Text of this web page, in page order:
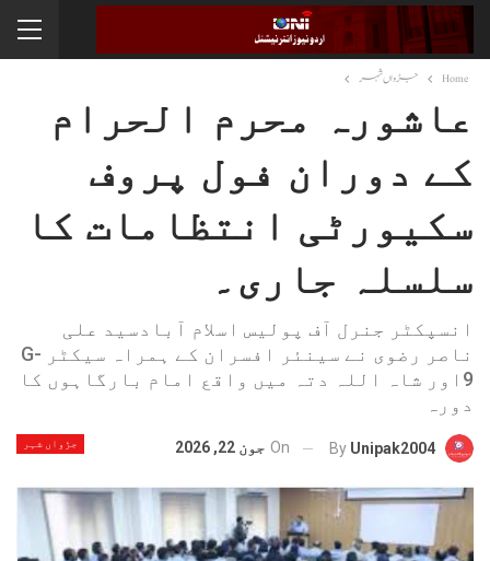
Home جڑواں شہر
عاشورہ محرم الحرام
کے دوران فول پروف
سکیورٹی انتظامات کا
سلسلہ جاری۔
انسپکٹر جنرل آف پولیس اسلام آبادسید علی
ناصر رضوی نے سینئر افسران کے ہمراہ سیکٹر G-
9اور شاہ اللہ دتہ میں واقع امام بارگاہوں کا
دورہ
جڑواں شہر By Unipak2004
On جون 22, 2026